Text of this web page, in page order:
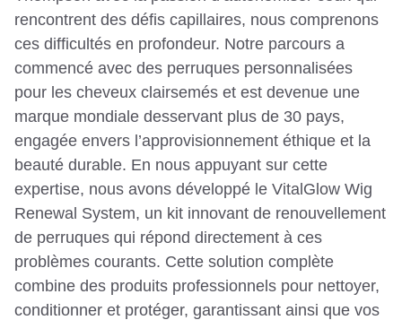
rencontrent des défis capillaires, nous comprenons
ces difficultés en profondeur. Notre parcours a
commencé avec des perruques personnalisées
pour les cheveux clairsemés et est devenue une
marque mondiale desservant plus de 30 pays,
engagée envers l’approvisionnement éthique et la
beauté durable. En nous appuyant sur cette
expertise, nous avons développé le VitalGlow Wig
Renewal System, un kit innovant de renouvellement
de perruques qui répond directement à ces
problèmes courants. Cette solution complète
combine des produits professionnels pour nettoyer,
conditionner et protéger, garantissant ainsi que vos